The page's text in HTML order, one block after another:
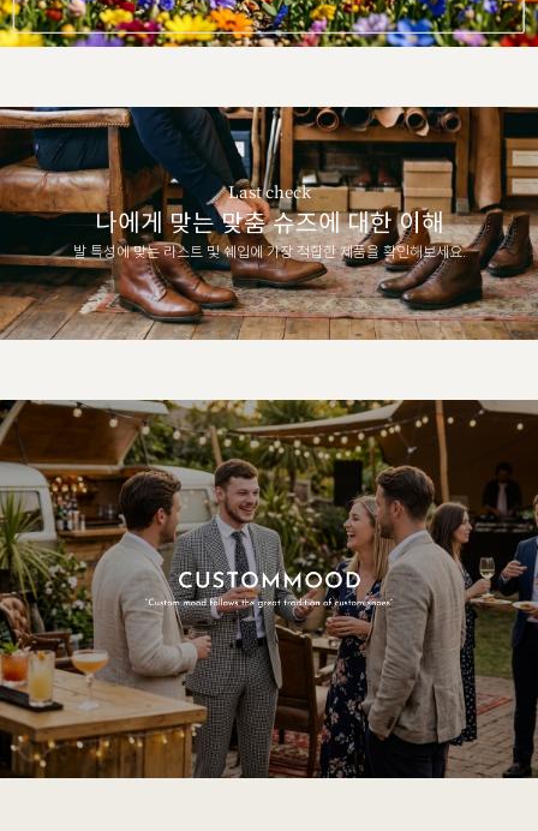
Last check
나에게 맞는 맞춤 슈즈에 대한 이해
발 특성에 맞는 라스트 및 쉐입에 가장 적합한 제품을 확인해보세요.